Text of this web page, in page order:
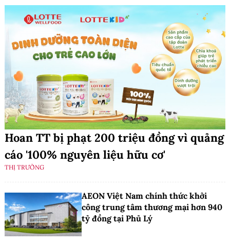
Hoan TT bị phạt 200 triệu đồng vì quảng
cáo '100% nguyên liệu hữu cơ'
THỊ TRƯỜNG
AEON Việt Nam chính thức khởi
công trung tâm thương mại hơn 940
tỷ đồng tại Phủ Lý